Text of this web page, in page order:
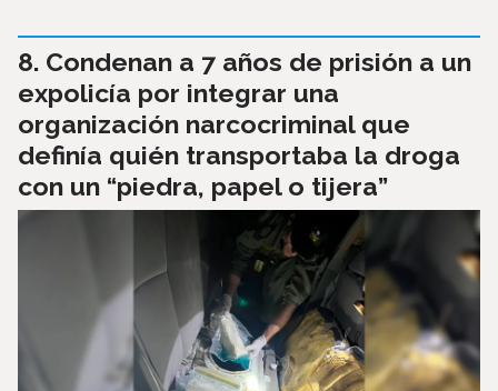
Condenan a 7 años de prisión a un
expolicía por integrar una
organización narcocriminal que
definía quién transportaba la droga
con un “piedra, papel o tijera”